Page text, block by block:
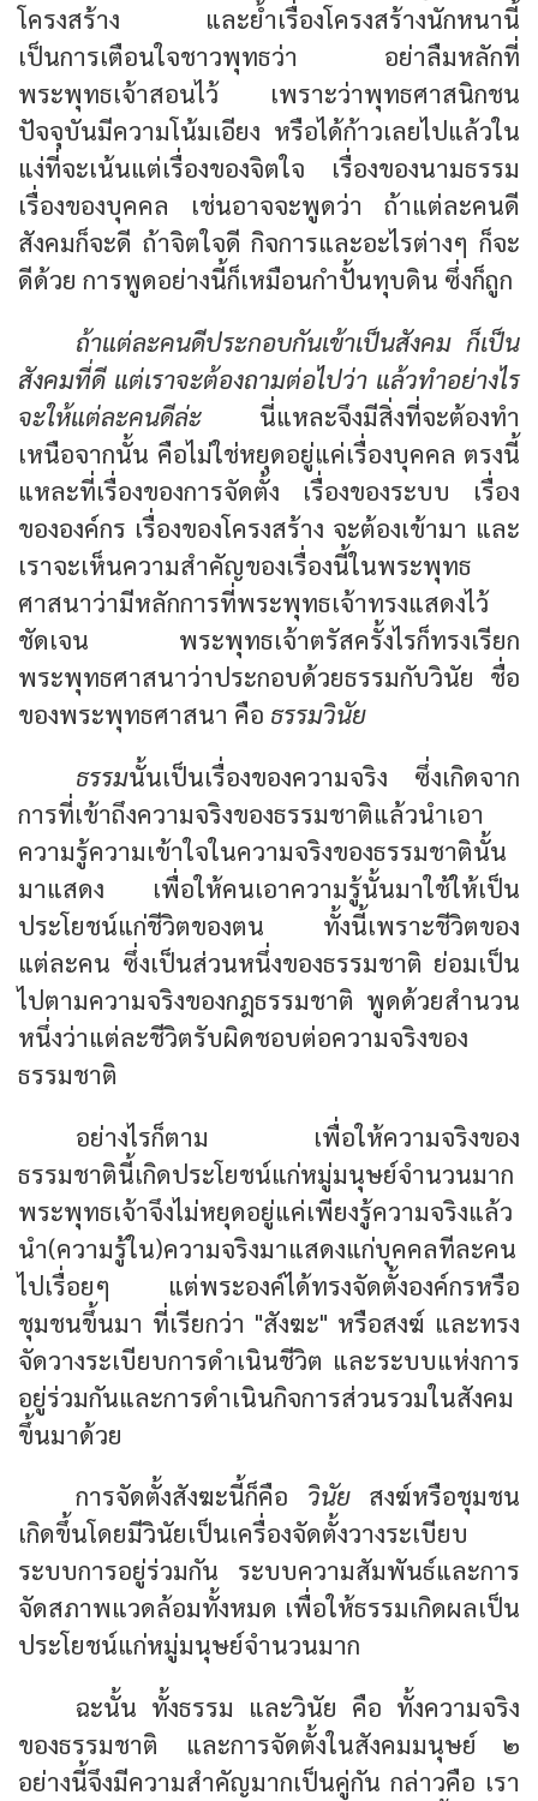
โครงสร้าง และย้ำเรื่องโครงสร้างนักหนานี้
เป็นการเตือนใจชาวพุทธว่า อย่าลืมหลักที่
พระพุทธเจ้าสอนไว้ เพราะว่าพุทธศาสนิกชน
ปัจจุบันมีความโน้มเอียง หรือได้ก้าวเลยไปแล้วใน
แง่ที่จะเน้นแต่เรื่องของจิตใจ เรื่องของนามธรรม
เรื่องของบุคคล เช่นอาจจะพูดว่า ถ้าแต่ละคนดี
สังคมก็จะดี ถ้าจิตใจดี กิจการและอะไรต่างๆ ก็จะ
ดีด้วย การพูดอย่างนี้ก็เหมือนกำปั้นทุบดิน ซึ่งก็ถูก
ถ้าแต่ละคนดีประกอบกันเข้าเป็นสังคม ก็เป็น
สังคมที่ดี แต่เราจะต้องถามต่อไปว่า แล้วทำอย่างไร
จะให้แต่ละคนดีล่ะ นี่แหละจึงมีสิ่งที่จะต้องทำ
เหนือจากนั้น คือไม่ใช่หยุดอยู่แค่เรื่องบุคคล ตรงนี้
แหละที่เรื่องของการจัดตั้ง เรื่องของระบบ เรื่อง
ขององค์กร เรื่องของโครงสร้าง จะต้องเข้ามา และ
เราจะเห็นความสำคัญของเรื่องนี้ในพระพุทธ
ศาสนาว่ามีหลักการที่พระพุทธเจ้าทรงแสดงไว้
ชัดเจน พระพุทธเจ้าตรัสครั้งไรก็ทรงเรียก
พระพุทธศาสนาว่าประกอบด้วยธรรมกับวินัย ชื่อ
ของพระพุทธศาสนา คือ ธรรมวินัย
ธรรมนั้นเป็นเรื่องของความจริง ซึ่งเกิดจาก
การที่เข้าถึงความจริงของธรรมชาติแล้วนำเอา
ความรู้ความเข้าใจในความจริงของธรรมชาตินั้น
มาแสดง เพื่อให้คนเอาความรู้นั้นมาใช้ให้เป็น
ประโยชน์แก่ชีวิตของตน ทั้งนี้เพราะชีวิตของ
แต่ละคน ซึ่งเป็นส่วนหนึ่งของธรรมชาติ ย่อมเป็น
ไปตามความจริงของกฎธรรมชาติ พูดด้วยสำนวน
หนึ่งว่าแต่ละชีวิตรับผิดชอบต่อความจริงของ
ธรรมชาติ
อย่างไรก็ตาม เพื่อให้ความจริงของ
ธรรมชาตินี้เกิดประโยชน์แก่หมู่มนุษย์จำนวนมาก
พระพุทธเจ้าจึงไม่หยุดอยู่แค่เพียงรู้ความจริงแล้ว
นำ(ความรู้ใน)ความจริงมาแสดงแก่บุคคลทีละคน
ไปเรื่อยๆ แต่พระองค์ได้ทรงจัดตั้งองค์กรหรือ
ชุมชนขึ้นมา ที่เรียกว่า "สังฆะ" หรือสงฆ์ และทรง
จัดวางระเบียบการดำเนินชีวิต และระบบแห่งการ
อยู่ร่วมกันและการดำเนินกิจการส่วนรวมในสังคม
ขึ้นมาด้วย
การจัดตั้งสังฆะนี้ก็คือ วินัยสงฆ์หรือชุมชน
เกิดขึ้นโดยมีวินัยเป็นเครื่องจัดตั้งวางระเบียบ
ระบบการอยู่ร่วมกัน ระบบความสัมพันธ์และการ
จัดสภาพแวดล้อมทั้งหมด เพื่อให้ธรรมเกิดผลเป็น
ประโยชน์แก่หมู่มนุษย์จำนวนมาก
ฉะนั้น ทั้งธรรม และวินัย คือ ทั้งความจริง
ของธรรมชาติ และการจัดตั้งในสังคมมนุษย์ ๒
อย่างนี้จึงมีความสำคัญมากเป็นคู่กัน กล่าวคือ เรา